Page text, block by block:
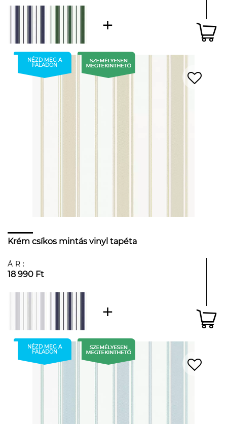
NÉZD MEG A
FALADON
Krém csíkos mintás vinyl tapéta
ÁR:
18 990 Ft
NÉZD MEG A
FALADON